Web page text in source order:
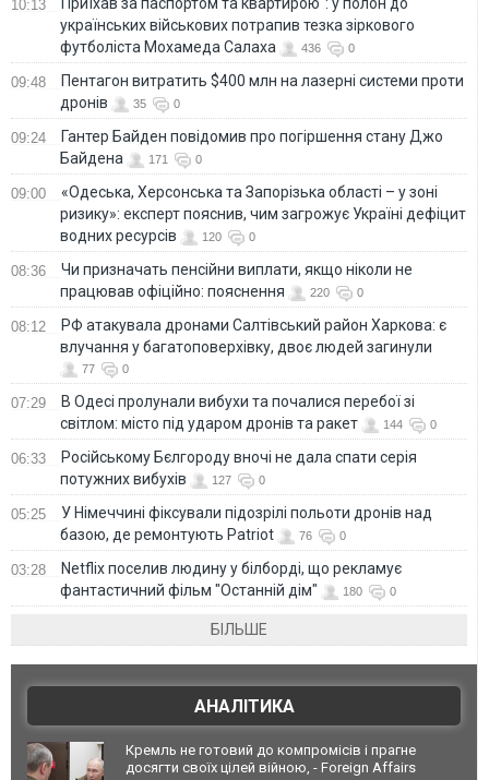
10:13
українських військових потрапив тезка зіркового
футболіста Мохамеда Салаха
436 0
09:48
Пентагон витратить $400 млн на лазерні системи проти
дронів
35 0
09:24
Гантер Байден повідомив про погіршення стану Джо
Байдена
171 0
09:00
«Одеська, Херсонська та Запорізька області – у зоні
ризику»: експерт пояснив, чим загрожує Україні дефіцит
водних ресурсів
120 0
08:36
Чи призначать пенсійни виплати, якщо ніколи не
працював офіційно: пояснення
220 0
08:12
РФ атакувала дронами Салтівський район Харкова: є
влучання у багатоповерхівку, двоє людей загинули
77 0
07:29
В Одесі пролунали вибухи та почалися перебої зі
світлом: місто під ударом дронів та ракет
144 0
06:33
Російському Бєлгороду вночі не дала спати серія
потужних вибухів
127 0
05:25
У Німеччині фіксували підозрілі польоти дронів над
базою, де ремонтують Patriot
76 0
03:28
Netflix поселив людину у білборді, що рекламує
фантастичний фільм "Останній дім"
180 0
БІЛЬШЕ
АНАЛІТИКА
Кремль не готовий до компромісів і прагне
досягти своїх цілей війною, - Foreign Affairs